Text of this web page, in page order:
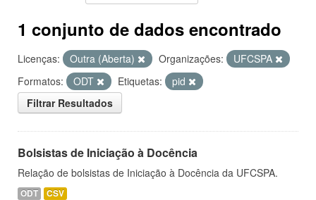
1 conjunto de dados encontrado
Licenças: Outra (Aberta) Organizações:
UFCSPA
Formatos:
ODT Etiquetas:
pid
Filtrar Resultados
Bolsistas de Iniciação à Docência
Relação de bolsistas de Iniciação à Docência da UFCSPA.
ODT CSV